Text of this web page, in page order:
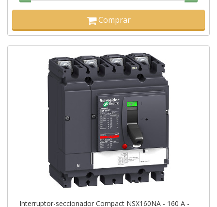
Comprar
Interruptor-seccionador Compact NSX160NA - 160 A -